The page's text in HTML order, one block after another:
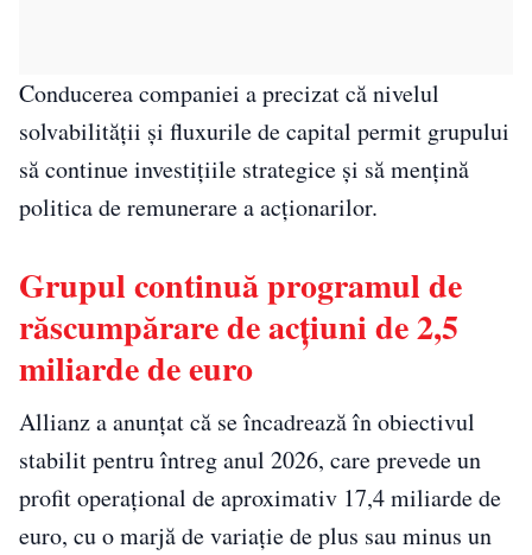
Conducerea companiei a precizat că nivelul
solvabilității și fluxurile de capital permit grupului
să continue investițiile strategice și să mențină
politica de remunerare a acționarilor.
Grupul continuă programul de
răscumpărare de acțiuni de 2,5
miliarde de euro
Allianz a anunțat că se încadrează în obiectivul
stabilit pentru întreg anul 2026, care prevede un
profit operațional de aproximativ 17,4 miliarde de
euro, cu o marjă de variație de plus sau minus un